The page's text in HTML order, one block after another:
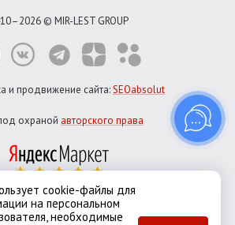
© MIR-LEST GROUP
и продвижение сайта:SEOabsolut
охраной авторского права
Город:Москва
КазаньНовосибирскСанкт-Петербург
cookie-файлы для
на персональном
необходимые